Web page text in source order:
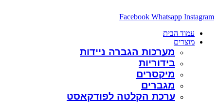
לתוכן
Facebook Whatsapp Instagram
עמוד הבית
מוצרים
מערכות הגברה ניידות
בידוריות
מיקסרים
מגברים
ערכת הקלטה לפודקאסט